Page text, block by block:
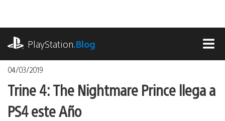
contenido
PlayStation.Blog
04/03/2019
Trine 4: The Nightmare Prince llega a
PS4 este Año